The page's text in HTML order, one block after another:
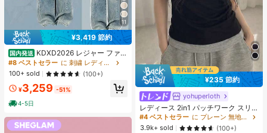
11
¥3,419 節約
国内発送 KDXD2026 レジャー ファッ
ション ロングサイズ 夏服 女性 ワイ
ルドスタイル ボア付きトップス ワイ
ルドスタイル ロングスカート 3点セ
ット UVカット 軽量 通気性 袖付き
ヒップカバー効果 通気性抜群 サイズ
豊富
#8 ベストセラー
に 刺繍 レディースコーデ
100+ sold
(100+)
¥3,259 -51%
4-5日
¥235 節約
yohuperloth
レディース 2in1 パッチワーク スリ
ムフィット 多用途 カジュアル 半袖T
シャツ ブラック 夏用
#4 ベストセラー
売り切れ間近！
#4 ベストセラー
に プレーン 無地のカジュアルTシャツ
売り切れ間近！
#4 ベストセラー
に プレーン 無地のカジュアルTシャツ
売り切れ間近！
3.9k+ sold (100+)